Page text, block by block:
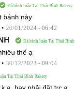
Đã bình luận Tại Thái Bình Bakery
bánh này
• 20/01/2024 - 06:42
Đã bình luận Tại Thái Bình
thế ạ
• 30/12/2023 - 09:04
Tại Thái Bình Bakery